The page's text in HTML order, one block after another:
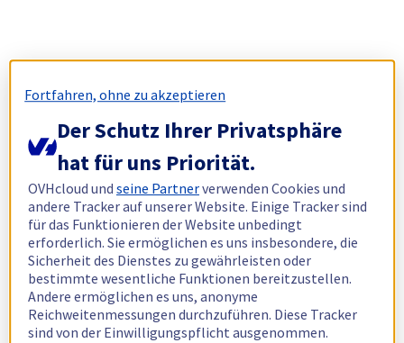
Fortfahren, ohne zu akzeptieren
Der Schutz Ihrer Privatsphäre
hat für uns Priorität.
OVHcloud undseine Partnerverwenden Cookies und
andere Tracker auf unserer Website. Einige Tracker sind
für das Funktionieren der Website unbedingt
erforderlich. Sie ermöglichen es uns insbesondere, die
Sicherheit des Dienstes zu gewährleisten oder
bestimmte wesentliche Funktionen bereitzustellen.
Andere ermöglichen es uns, anonyme
Reichweitenmessungen durchzuführen. Diese Tracker
sind von der Einwilligungspflicht ausgenommen.